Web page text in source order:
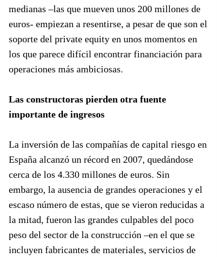
medianas –las que mueven unos 200 millones de
euros- empiezan a resentirse, a pesar de que son el
soporte del private equity en unos momentos en
los que parece difícil encontrar financiación para
operaciones más ambiciosas.
Las constructoras pierden otra fuente
importante de ingresos
La inversión de las compañías de capital riesgo en
España alcanzó un récord en 2007, quedándose
cerca de los 4.330 millones de euros. Sin
embargo, la ausencia de grandes operaciones y el
escaso número de estas, que se vieron reducidas a
la mitad, fueron las grandes culpables del poco
peso del sector de la construcción –en el que se
incluyen fabricantes de materiales, servicios de